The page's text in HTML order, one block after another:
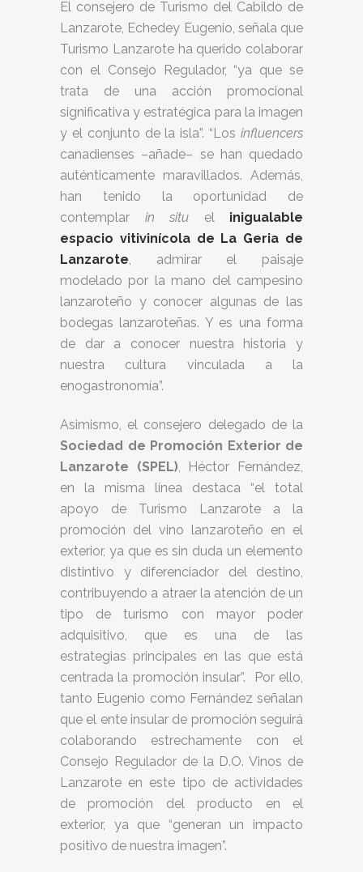
El consejero de Turismo del Cabildo de
Lanzarote, Echedey Eugenio, señala que
Turismo Lanzarote ha querido colaborar
con el Consejo Regulador, “ya que se
trata de una acción promocional
significativa y estratégica para la imagen
y el conjunto de la isla”. “Los influencers
canadienses –añade– se han quedado
auténticamente maravillados. Además,
han tenido la oportunidad de
contemplar in situ el inigualable
espacio vitivinícola de La Geria de
Lanzarote, admirar el paisaje
modelado por la mano del campesino
lanzaroteño y conocer algunas de las
bodegas lanzaroteñas. Y es una forma
de dar a conocer nuestra historia y
nuestra cultura vinculada a la
enogastronomía”.
Asimismo, el consejero delegado de la
Sociedad de Promoción Exterior de
Lanzarote (SPEL), Héctor Fernández,
en la misma línea destaca “el total
apoyo de Turismo Lanzarote a la
promoción del vino lanzaroteño en el
exterior, ya que es sin duda un elemento
distintivo y diferenciador del destino,
contribuyendo a atraer la atención de un
tipo de turismo con mayor poder
adquisitivo, que es una de las
estrategias principales en las que está
centrada la promoción insular”. Por ello,
tanto Eugenio como Fernández señalan
que el ente insular de promoción seguirá
colaborando estrechamente con el
Consejo Regulador de la D.O. Vinos de
Lanzarote en este tipo de actividades
de promoción del producto en el
exterior, ya que “generan un impacto
positivo de nuestra imagen”.